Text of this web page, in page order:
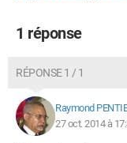
1 réponse
RÉPONSE 1 / 1
Raymond
27 oct. 2014 à